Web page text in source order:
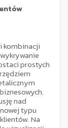
kombinacji
prostych
nad
typu
Na